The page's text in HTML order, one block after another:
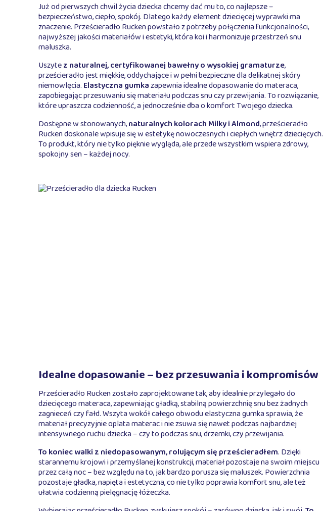
Już od pierwszych chwil życia dziecka chcemy dać mu to, co najlepsze –
bezpieczeństwo, ciepło, spokój. Dlatego każdy element dziecięcej wyprawki ma
znaczenie. Prześcieradło Rucken powstało z potrzeby połączenia funkcjonalności,
najwyższej jakości materiałów i estetyki, która koi i harmonizuje przestrzeń snu
maluszka.
Uszytez naturalnej, certyfikowanej bawełny o wysokiej gramaturze,
prześcieradło jest miękkie, oddychające i w pełni bezpieczne dla delikatnej skóry
niemowlęcia. Elastyczna gumkazapewnia idealne dopasowanie do materaca,
zapobiegając przesuwaniu się materiału podczas snu czy przewijania. To rozwiązanie,
które upraszcza codzienność, a jednocześnie dba o komfort Twojego dziecka.
Dostępne w stonowanych,naturalnych kolorach Milky i Almond, prześcieradło
Rucken doskonale wpisuje się w estetykę nowoczesnych i ciepłych wnętrz dziecięcych.
To produkt, który nie tylko pięknie wygląda, ale przede wszystkim wspiera zdrowy,
spokojny sen – każdej nocy.
Idealne dopasowanie – bez przesuwania i kompromisów
Prześcieradło Rucken zostało zaprojektowane tak, aby idealnie przylegało do
dziecięcego materaca, zapewniając gładką, stabilną powierzchnię snu bez żadnych
zagnieceń czy fałd. Wszyta wokół całego obwodu elastyczna gumka sprawia, że
materiał precyzyjnie oplata materac i nie zsuwa się nawet podczas najbardziej
intensywnego ruchu dziecka – czy to podczas snu, drzemki, czy przewijania.
To koniec walki z niedopasowanym, rolującym się prześcieradłem. Dzięki
starannemu krojowi i przemyślanej konstrukcji, materiał pozostaje na swoim miejscu
przez całą noc – bez względu na to, jak bardzo porusza się maluszek. Powierzchnia
pozostaje gładka, napięta i estetyczna, co nie tylko poprawia komfort snu, ale też
ułatwia codzienną pielęgnację łóżeczka.